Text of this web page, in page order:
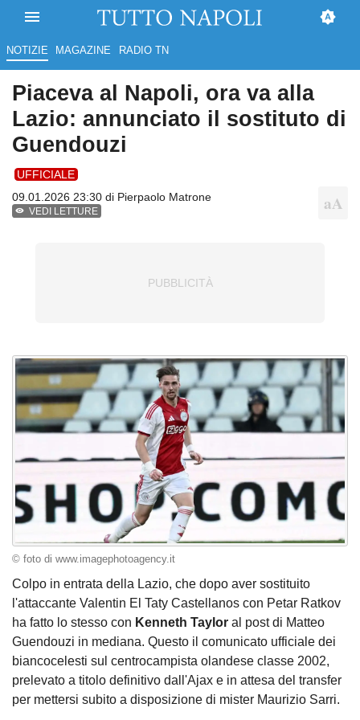
NOTIZIE MAGAZINE RADIO TN
Piaceva al Napoli, ora va alla
Lazio: annunciato il sostituto di
Guendouzi
UFFICIALE
09.01.2026 23:30 di Pierpaolo Matrone
VEDI LETTURE
© foto di www.imagephotoagency.it
Colpo in entrata della Lazio, che dopo aver sostituito
l'attaccante Valentin El Taty Castellanos con Petar Ratkov
ha fatto lo stesso con Kenneth Taylor al post di Matteo
Guendouzi in mediana. Questo il comunicato ufficiale dei
biancocelesti sul centrocampista olandese classe 2002,
prelevato a titolo definitivo dall'Ajax e in attesa del transfer
per mettersi subito a disposizione di mister Maurizio Sarri.